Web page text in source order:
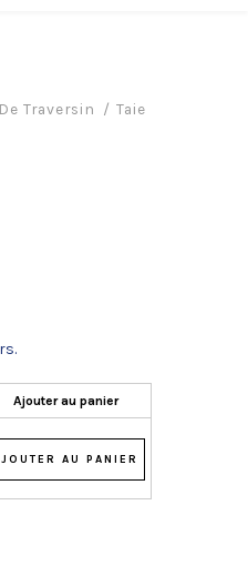
Traversin Taie
Ajouter au panier